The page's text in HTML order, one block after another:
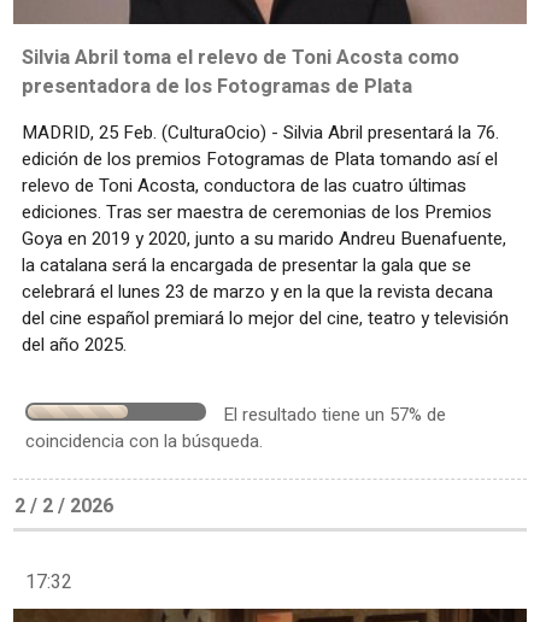
Silvia Abril toma el relevo de Toni Acosta como
presentadora de los Fotogramas de Plata
MADRID, 25 Feb. (CulturaOcio) - Silvia Abril presentará la 76.
edición de los premios Fotogramas de Plata tomando así el
relevo de Toni Acosta, conductora de las cuatro últimas
ediciones. Tras ser maestra de ceremonias de los Premios
Goya en 2019 y 2020, junto a su marido Andreu Buenafuente,
la catalana será la encargada de presentar la gala que se
celebrará el lunes 23 de marzo y en la que la revista decana
del cine español premiará lo mejor del cine, teatro y televisión
del año 2025.
El resultado tiene un 57% de
coincidencia con la búsqueda.
2 / 2 / 2026
17:32